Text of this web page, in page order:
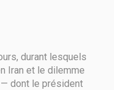
durant lesquels
Iran et le dilemme
— dont le président